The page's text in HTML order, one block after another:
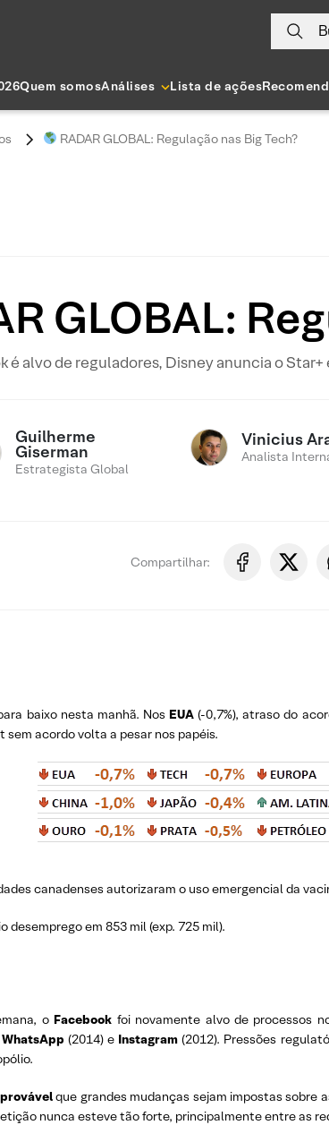
Quem somosAnálises Lista de ações
RADAR GLOBAL: Regulação nas Big Tech?
GLOBAL:
é alvo de reguladores, Disney anuncia o
Guilherme
Giserman
Estrategista Global
Vinicius
Analista
Compartilhar:
baixo nesta manhã. Nos EUA (-0,7%), atraso do
sem acordo volta a pesar nos papéis.
canadenses autorizaram o uso emergencial da
desemprego em 853 mil (exp. 725 mil).
o Facebook foi novamente alvo de processos
WhatsApp (2014) e Instagram (2012). Pressões
que grandes mudanças sejam impostas sobre
nunca esteve tão forte, principalmente entre as